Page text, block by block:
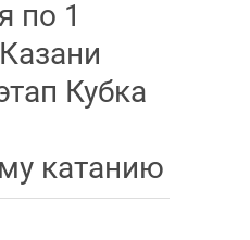
по 1
Кубка
катанию